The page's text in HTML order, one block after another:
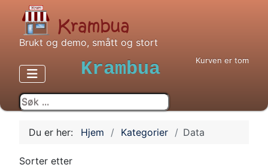
Brukt og demo, smått og stort
Krambua Kurven er tom
Du er her: Hjem Kategorier Data
Sorter etter